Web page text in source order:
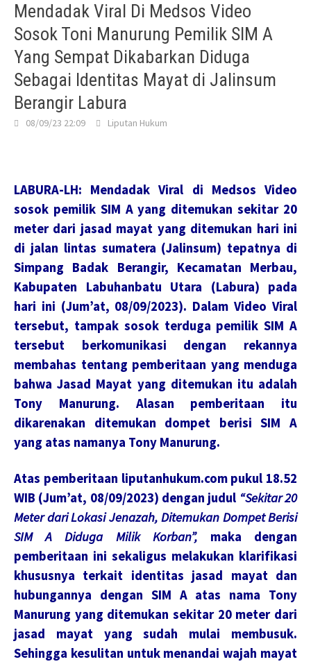
Mendadak Viral Di Medsos Video
Sosok Toni Manurung Pemilik SIM A
Yang Sempat Dikabarkan Diduga
Sebagai Identitas Mayat di Jalinsum
Berangir Labura
08/09/23 22:09 Liputan Hukum
LABURA-LH: Mendadak Viral di Medsos Video
sosok pemilik SIM A yang ditemukan sekitar 20
meter dari jasad mayat yang ditemukan hari ini
di jalan lintas sumatera (Jalinsum) tepatnya di
Simpang Badak Berangir, Kecamatan Merbau,
Kabupaten Labuhanbatu Utara (Labura) pada
hari ini (Jum’at, 08/09/2023). Dalam Video Viral
tersebut, tampak sosok terduga pemilik SIM A
tersebut berkomunikasi dengan rekannya
membahas tentang pemberitaan yang menduga
bahwa Jasad Mayat yang ditemukan itu adalah
Tony Manurung. Alasan pemberitaan itu
dikarenakan ditemukan dompet berisi SIM A
yang atas namanya Tony Manurung.
Atas pemberitaan liputanhukum.com pukul 18.52
WIB (Jum’at, 08/09/2023) dengan judul “Sekitar 20
Meter dari Lokasi Jenazah, Ditemukan Dompet Berisi
SIM A Diduga Milik Korban”, maka dengan
pemberitaan ini sekaligus melakukan klarifikasi
khususnya terkait identitas jasad mayat dan
hubungannya dengan SIM A atas nama Tony
Manurung yang ditemukan sekitar 20 meter dari
jasad mayat yang sudah mulai membusuk.
Sehingga kesulitan untuk menandai wajah mayat